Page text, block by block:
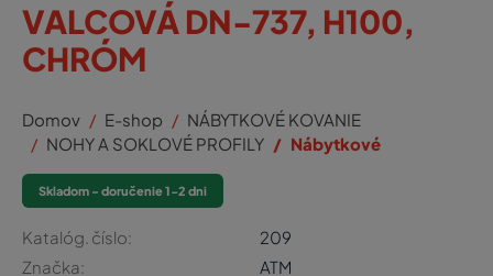
VALCOVÁ DN-737, H100,
CHRÓM
Domov E-shop
NÁBYTKOVÉ KOVANIE
NOHY A SOKLOVÉ PROFILY
Nábytkové
Skladom - doručenie 1-2 dni
Katalóg. číslo:
209
Značka:
ATM